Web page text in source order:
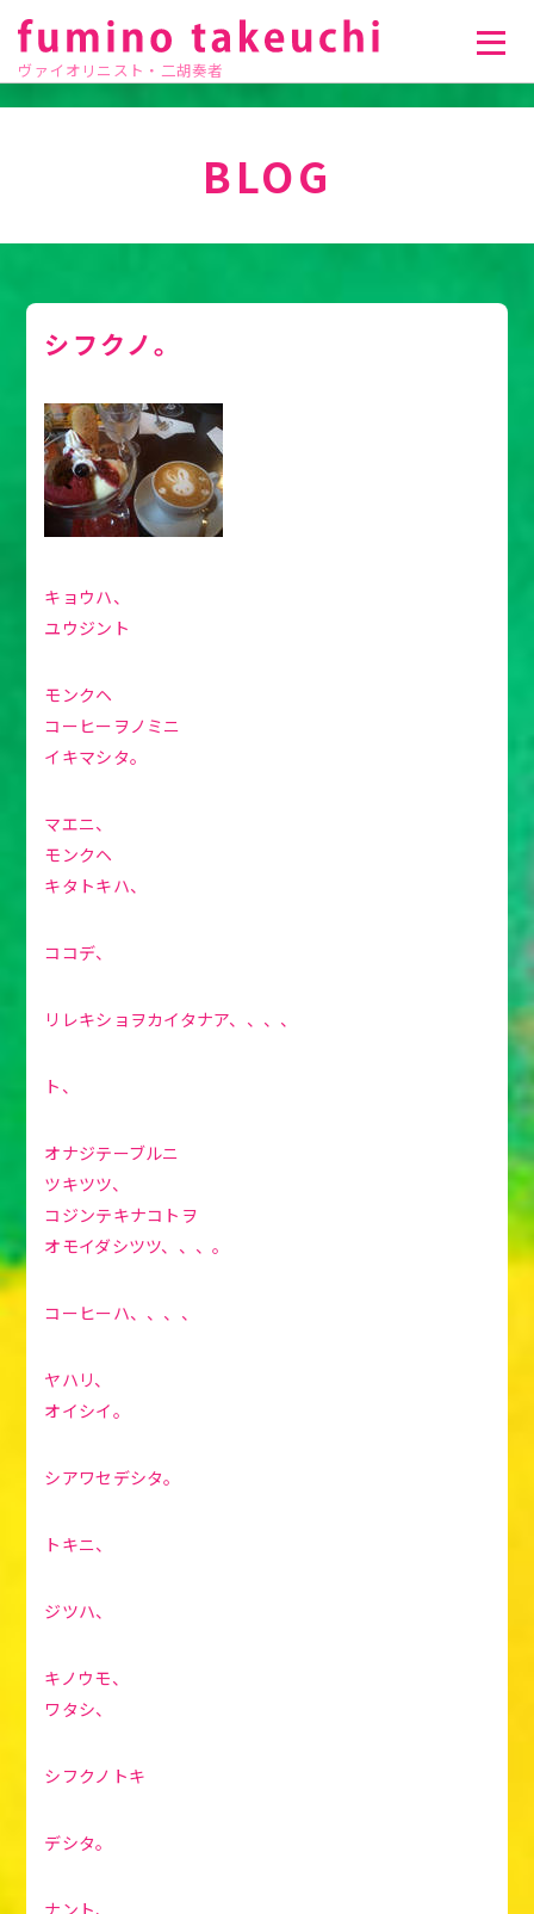
ヴァイオリニスト・二胡奏者
BLOG
シフクノ。
キョウハ、
ユウジント
モンクヘ
コーヒーヲノミニ
イキマシタ。
マエニ、
モンクヘ
キタトキハ、
ココデ、
リレキショヲカイタナア、、、、
ト、
オナジテーブルニ
ツキツツ、
コジンテキナコトヲ
オモイダシツツ、、、。
コーヒーハ、、、、
ヤハリ、
オイシイ。
シアワセデシタ。
トキニ、
ジツハ、
キノウモ、
ワタシ、
シフクノトキ
デシタ。
ナント、